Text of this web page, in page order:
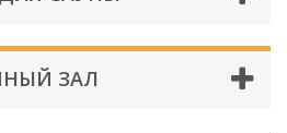
ЗАЛ